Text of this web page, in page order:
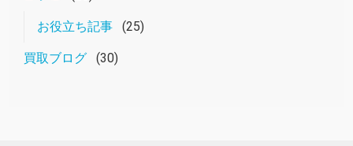
お役立ち記事 (25)
買取ブログ (30)